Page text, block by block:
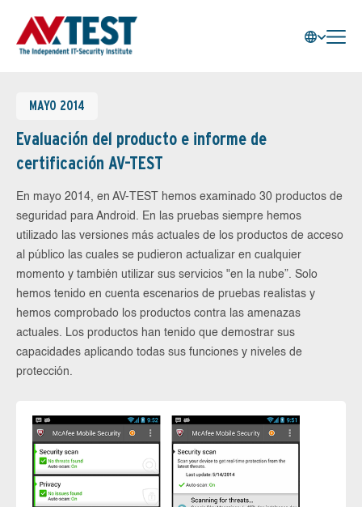
MAYO 2014
Evaluación del producto e informe de
certificación AV-TEST
En mayo 2014, en AV-TEST hemos examinado 30 productos de
seguridad para Android. En las pruebas siempre hemos
utilizado las versiones más actuales de los productos de acceso
al público las cuales se pudieron actualizar en cualquier
momento y también utilizar sus servicios "en la nube”. Solo
hemos tenido en cuenta escenarios de pruebas realistas y
hemos comprobado los productos contra las amenazas
actuales. Los productos han tenido que demostrar sus
capacidades aplicando todas sus funciones y niveles de
protección.